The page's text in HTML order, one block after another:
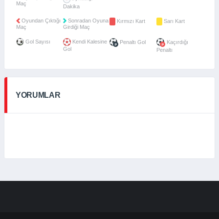
Maç
Dakika
Oyundan Çıktığı
Maç
Sonradan Oyuna
Girdiği Maç
Kırmızı Kart Sarı Kart
Gol Sayısı
Kendi Kalesine
Gol
Penaltı Gol
Kaçırdığı
Penaltı
YORUMLAR